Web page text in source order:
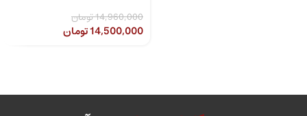
14,960,000تومان
14,500,000تومان